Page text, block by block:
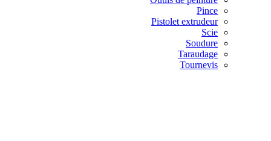
Pince
Pistolet extrudeur
Scie
Soudure
Taraudage
Tournevis